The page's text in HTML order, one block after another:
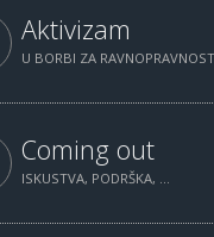
Aktivizam
U BORBI ZA
Coming out
ISKUSTVA, PODRŠKA, ...